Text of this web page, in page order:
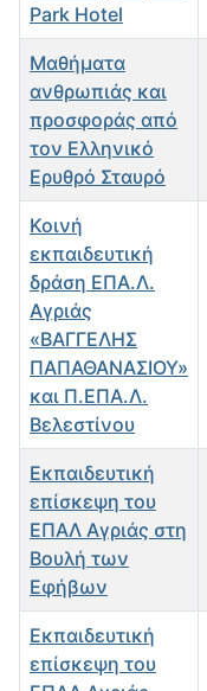
Park Hotel
Μαθήματα
ανθρωπιάς και
προσφοράς από
τον Ελληνικό
Ερυθρό Σταυρό
Κοινή
εκπαιδευτική
δράση ΕΠΑ.Λ.
Αγριάς
«ΒΑΓΓΕΛΗΣ
ΠΑΠΑΘΑΝΑΣΙΟΥ»
και Π.ΕΠΑ.Λ.
Βελεστίνου
Εκπαιδευτική
επίσκεψη του
ΕΠΑΛ Αγριάς στη
Βουλή των
Εφήβων
Εκπαιδευτική
επίσκεψη του